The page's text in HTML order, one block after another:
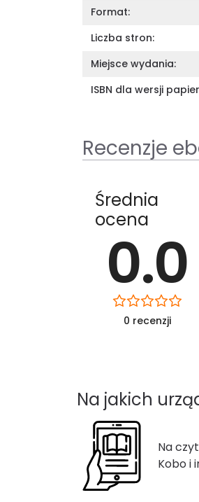
Format:
Liczba stron:
Miejsce wydania:
ISBN dla wersji
Recenzje
Średnia
ocena
0.0
0 recenzji
Na jakich
Na
Kobo i